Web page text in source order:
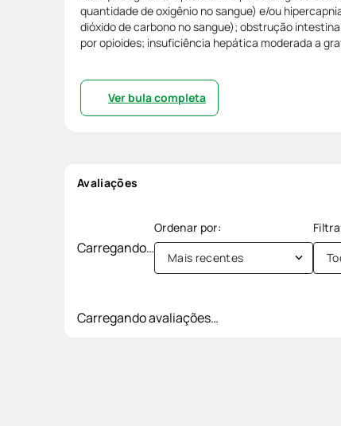
quantidade de oxigênio no sangue) e/ou
dióxido de carbono no sangue); obstrução
por opioides; insuficiência hepática moderada a
Ver bula completa
Avaliações
Carregando…
Mais recentes
Carregando avaliações…